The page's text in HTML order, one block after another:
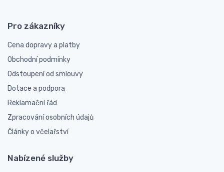
Pro zákazníky
Cena dopravy a platby
Obchodní podmínky
Odstoupení od smlouvy
Dotace a podpora
Reklamační řád
Zpracování osobních údajů
Články o včelařství
Nabízené služby